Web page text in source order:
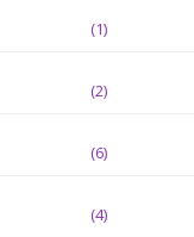
(1)
(2)
(6)
(4)